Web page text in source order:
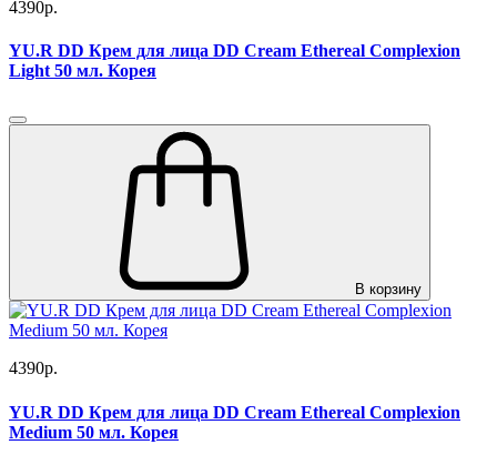
4390р.
YU.R DD Крем для лица DD Cream Ethereal Complexion
Light 50 мл. Корея
В корзину
4390р.
YU.R DD Крем для лица DD Cream Ethereal Complexion
Medium 50 мл. Корея